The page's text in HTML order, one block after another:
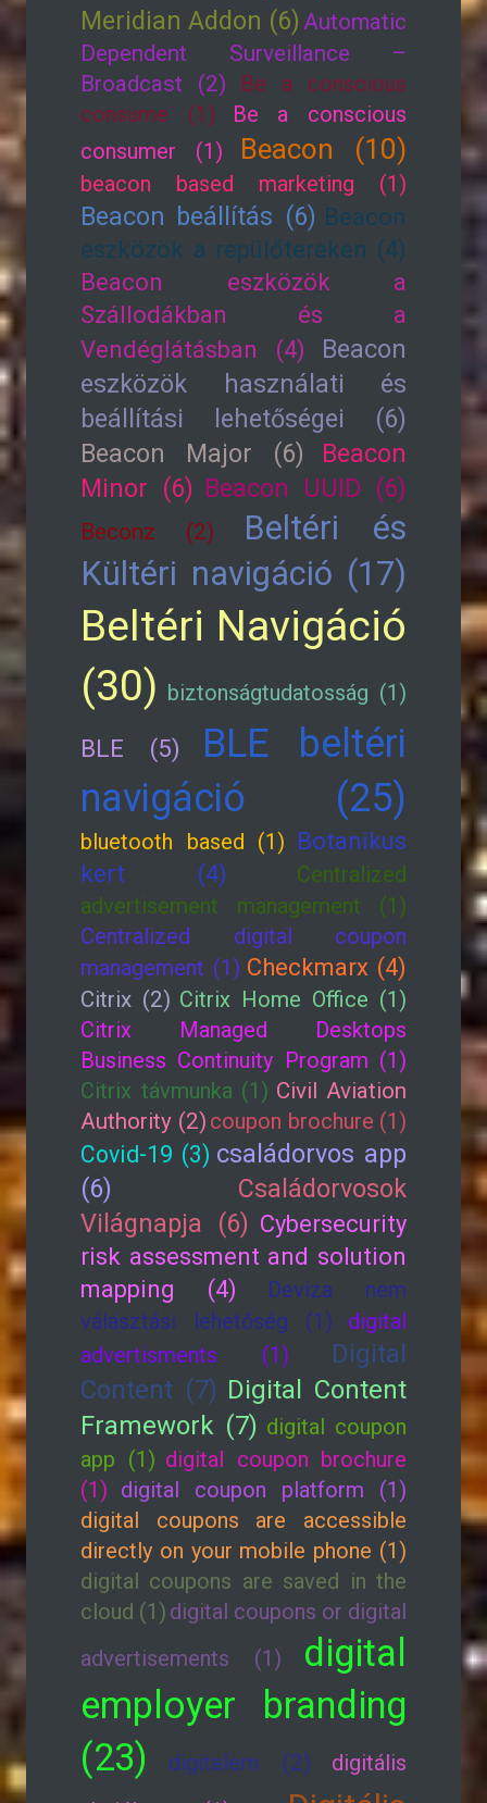
Meridian Addon (6) Automatic
Dependent Surveillance –
Broadcast (2)
Be a conscious
consume (1)
Be a conscious
consumer (1)
Beacon (10)
beacon based marketing (1)
Beacon beállítás (6) Beacon
eszközök a repülőtereken (4)
Beacon eszközök a
Szállodákban és a
Vendéglátásban (4)
Beacon
eszközök használati és
beállítási lehetőségei (6)
Beacon Major (6)
Beacon
Minor (6) Beacon UUID (6)
Beconz (2)
Beltéri és
Kültéri navigáció (17)
Beltéri Navigáció
(30) biztonságtudatosság (1)
BLE (5)
BLE beltéri
navigáció (25)
bluetooth based (1) Botanikus
kert (4)
Centralized
advertisement management (1)
Centralized digital coupon
management (1) Checkmarx (4)
Citrix (2) Citrix Home Office (1)
Citrix Managed Desktops
Business Continuity Program (1)
Citrix távmunka (1) Civil Aviation
Authority (2) coupon brochure (1)
Covid-19 (3) családorvos app
(6)
Családorvosok
Világnapja (6) Cybersecurity
risk assessment and solution
mapping (4)
Deviza nem
választási lehetőség (1)
digital
advertisments (1)
Digital
Content (7) Digital Content
Framework (7) digital coupon
app (1) digital coupon brochure
(1) digital coupon platform (1)
digital coupons are accessible
directly on your mobile phone (1)
digital coupons are saved in the
cloud (1) digital coupons or digital
advertisements (1)
digital
employer branding
(23)
digitalem (2)
digitális